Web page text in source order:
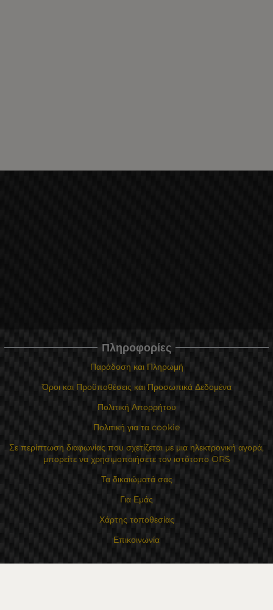
Πληροφορίες
Παράδοση και Πληρωμή
Όροι και Προϋποθέσεις και Προσωπικά Δεδομένα
Πολιτική Απορρήτου
Πολιτική για τα cookie
Σε περίπτωση διαφωνίας που σχετίζεται με μια ηλεκτρονική αγορά,
μπορείτε να χρησιμοποιήσετε τον ιστότοπο ORS
Τα δικαιώματά σας
Για Εμάς
Χάρτης τοποθεσίας
Επικοινωνία